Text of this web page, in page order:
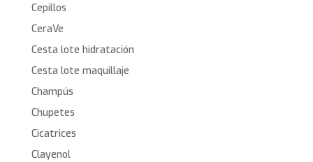
Cepillos
CeraVe
Cesta lote hidratación
Cesta lote maquillaje
Champús
Chupetes
Cicatrices
Clayenol